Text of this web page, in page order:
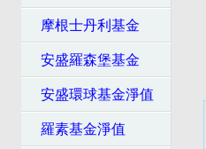
摩根士丹利基金
安盛羅森堡基金
安盛環球基金淨值
羅素基金淨值